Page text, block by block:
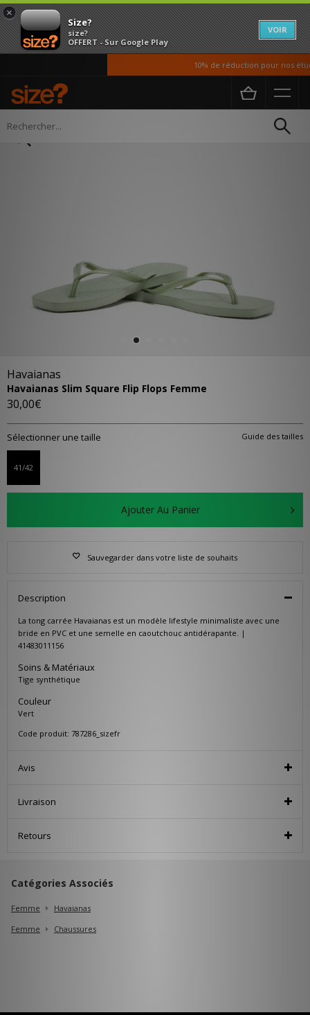
×
Size?
size?
OFFERT - Sur Google Play
VOIR
10% de réduction pour nos
Accueil Femme
Havaianas
Havaianas Slim Square Flip Flops Femme
30,00€
Guide des tailles
Sélectionner une taille
41/42
Ajouter Au Panier
Sauvegarder dans votre liste de souhaits
Description
La tong carrée Havaianas est un modèle lifestyle minimaliste avec une
bride en PVC et une semelle en caoutchouc antidérapante. |
41483011156
Soins & Matériaux
Tige synthétique
Couleur
Vert
Code produit: 787286_sizefr
Avis
Livraison
Retours
Catégories Associés
Femme
Havaianas
Femme
Chaussures